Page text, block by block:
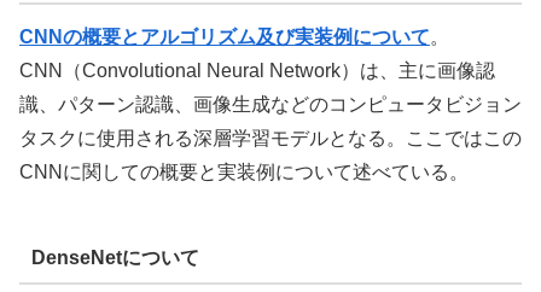
CNNの概要とアルゴリズム及び実装例について。
CNN（Convolutional Neural Network）は、主に画像認
識、パターン認識、画像生成などのコンピュータビジョン
タスクに使用される深層学習モデルとなる。ここではこの
CNNに関しての概要と実装例について述べている。
DenseNetについて